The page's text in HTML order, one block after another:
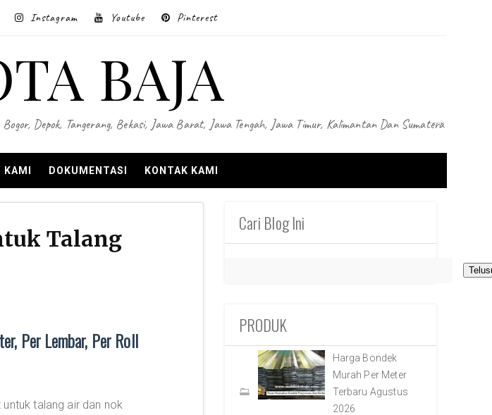
Instagram Youtube Pinterest
BAJA
Depok, Tangerang, Bekasi, Jawa Barat, Jawa Tengah, Jawa Timur, Kalimantan Dan Sumatera
DOKUMENTASI KONTAK KAMI
Talang
Per Lembar, Per Roll
talang air dan nok
Cari Blog Ini
PRODUK
Harga Bondek
Murah Per Meter
Terbaru Agustus
2026